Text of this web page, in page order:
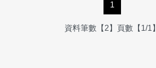
1
資料筆數【2】頁數【1/1】